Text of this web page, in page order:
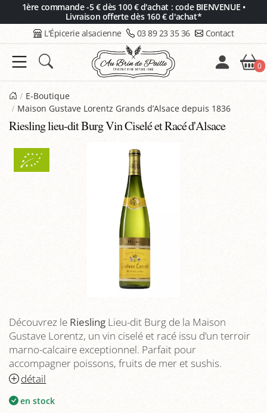
1ère commande -5 € dès 100 € d'achat : code BIENVENUE •
Livraison offerte dès 160 € d'achat*
L'Épicerie alsacienne 03 89 23 35 36 Contact
0
E-Boutique
Maison Gustave Lorentz Grands d’Alsace depuis 1836
Riesling lieu-dit Burg Vin Ciselé et Racé d'Alsace
Découvrez le Riesling Lieu-dit Burg de la Maison
Gustave Lorentz, un vin ciselé et racé issu d’un terroir
marno-calcaire exceptionnel. Parfait pour
accompagner poissons, fruits de mer et sushis.
détail
en stock
Panneau de gestion des cookies